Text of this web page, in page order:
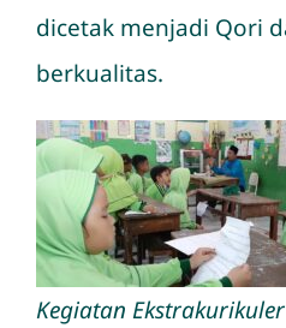
dicetak menjadi Qori
berkualitas.
Kegiatan Ekstrakurikuler